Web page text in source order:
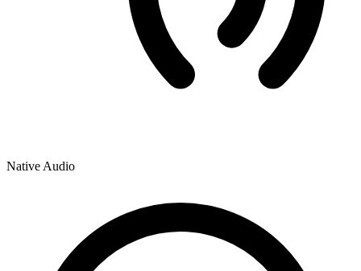
Native Audio